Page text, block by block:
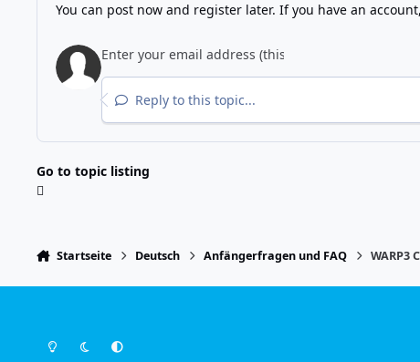
You can post now and register later. If you have an account,
Reply to this topic...
Go to topic listing
Startseite Deutsch Anfängerfragen und FAQ WARP3
Light ModeDark ModeSystem Preference